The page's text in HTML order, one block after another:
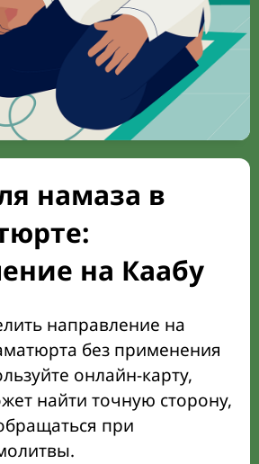
намаза в
на Каабу
направление на
без применения
онлайн-карту,
найти точную сторону,
при